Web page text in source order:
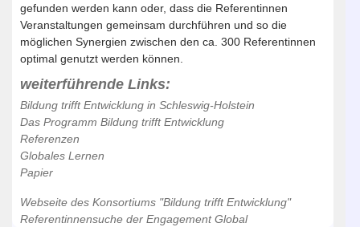
gefunden werden kann oder, dass die Referentinnen
Veranstaltungen gemeinsam durchführen und so die
möglichen Synergien zwischen den ca. 300 Referentinnen
optimal genutzt werden können.
weiterführende Links:
Bildung trifft Entwicklung in Schleswig-Holstein
Das Programm Bildung trifft Entwicklung
Referenzen
Globales Lernen
Papier
Webseite des Konsortiums "Bildung trifft Entwicklung"
Referentinnensuche der Engagement Global